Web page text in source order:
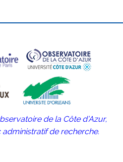
de la Côte d’Azur,
de recherche.